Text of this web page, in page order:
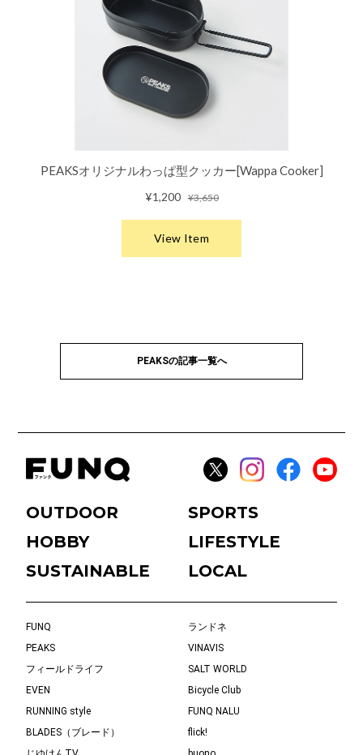
PEAKSの記事一覧へ
OUTDOOR
SPORTS
HOBBY
LIFESTYLE
SUSTAINABLE
LOCAL
FUNQ
ランドネ
PEAKS
VINAVIS
フィールドライフ
SALT WORLD
EVEN
Bicycle Club
RUNNING style
FUNQ NALU
BLADES（ブレード）
flick!